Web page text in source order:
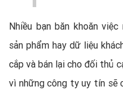
Nhiều bạn băn khoăn
sản phẩm hay dữ liệu
cắp và bán lại cho đối thủ
vì những công ty uy tín sẽ